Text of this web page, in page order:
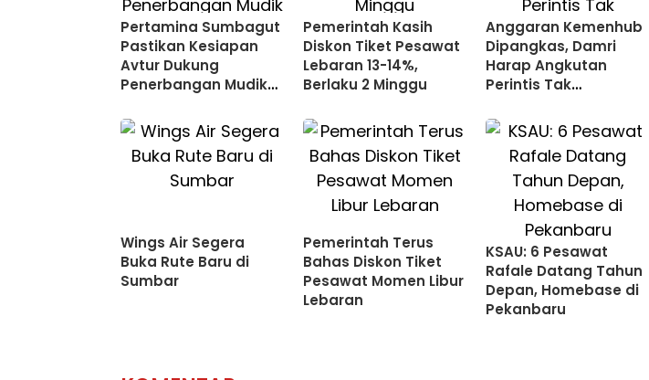
Pertamina Sumbagut
Pastikan Kesiapan
Avtur Dukung
Penerbangan Mudik
Pemerintah Kasih
Diskon Tiket Pesawat
Lebaran 13-14%,
Berlaku 2 Minggu
Anggaran Kemenhub
Dipangkas, Damri
Harap Angkutan
Perintis Tak
Wings Air Segera
Buka Rute Baru di
Sumbar
Pemerintah Terus
Bahas Diskon Tiket
Pesawat Momen Libur
Lebaran
KSAU: 6 Pesawat
Rafale Datang Tahun
Depan, Homebase di
Pekanbaru